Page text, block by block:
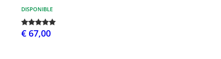
DISPONIBLE
€ 67,00